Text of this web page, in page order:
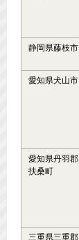
静岡県藤枝市
愛知県犬山市
愛知県丹羽郡
扶桑町
三重県三重郡